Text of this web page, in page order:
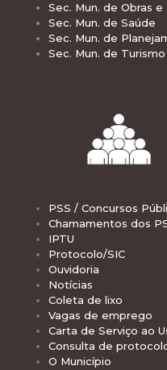
Sec. Mun. de Obras
Sec. Mun. de Saúde
Sec. Mun. de
Sec. Mun. de Turismo
PSS / Concursos
Chamamentos dos
IPTU
Protocolo/SIC
Ouvidoria
Notícias
Coleta de lixo
Vagas de emprego
Carta de Serviço ao
Consulta de
O Município